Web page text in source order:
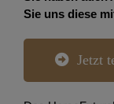
Sie uns diese
Jetzt